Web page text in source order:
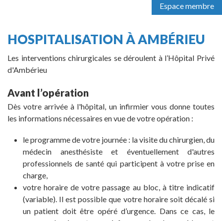
Espace membre
HOSPITALISATION À AMBÉRIEU
Les interventions chirurgicales se déroulent à l’Hôpital Privé
d'Ambérieu
Avant l’opération
Dès votre arrivée à l'hôpital, un infirmier vous donne toutes
les informations nécessaires en vue de votre opération :
le programme de votre journée : la visite du chirurgien, du
médecin anesthésiste et éventuellement d'autres
professionnels de santé qui participent à votre prise en
charge,
votre horaire de votre passage au bloc, à titre indicatif
(variable). Il est possible que votre horaire soit décalé si
un patient doit être opéré d’urgence. Dans ce cas, le